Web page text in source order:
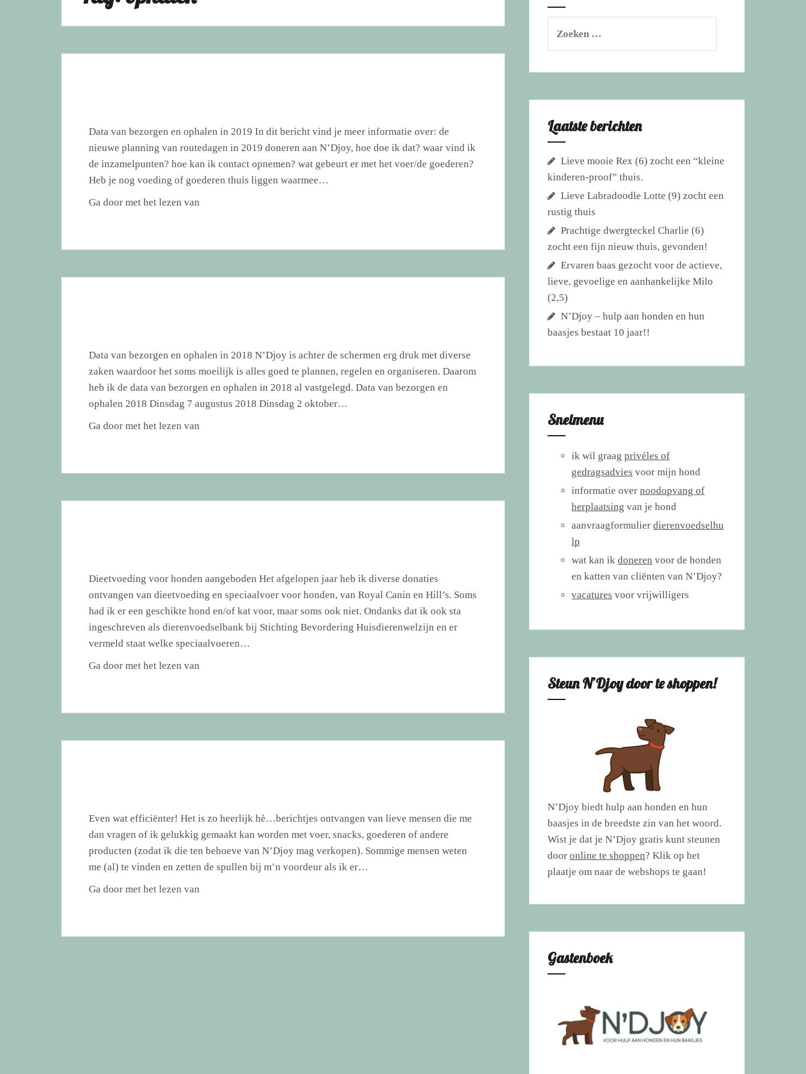
Data van bezorgen en ophalen in 2019 In dit bericht vind je meer informatie over: de
nieuwe planning van routedagen in 2019 doneren aan N’Djoy, hoe doe ik dat? waar vind ik
de inzamelpunten? hoe kan ik contact opnemen? wat gebeurt er met het voer/de goederen?
Heb je nog voeding of goederen thuis liggen waarmee…
Ga door met het lezen van
en
Data van bezorgen en ophalen in 2018 N’Djoy is achter de schermen erg druk met diverse
zaken waardoor het soms moeilijk is alles goed te plannen, regelen en organiseren. Daarom
heb ik de data van bezorgen en ophalen in 2018 al vastgelegd. Data van bezorgen en
ophalen 2018 Dinsdag 7 augustus 2018 Dinsdag 2 oktober…
Ga door met het lezen van
en
Dieetvoeding voor honden aangeboden Het afgelopen jaar heb ik diverse donaties
ontvangen van dieetvoeding en speciaalvoer voor honden, van Royal Canin en Hill’s. Soms
had ik er een geschikte hond en/of kat voor, maar soms ook niet. Ondanks dat ik ook sta
ingeschreven als dierenvoedselbank bij Stichting Bevordering Huisdierenwelzijn en er
vermeld staat welke speciaalvoeren…
Ga door met het lezen van
aangeboden
Even wat efficiënter! Het is zo heerlijk hè…berichtjes ontvangen van lieve mensen die me
dan vragen of ik gelukkig gemaakt kan worden met voer, snacks, goederen of andere
producten (zodat ik die ten behoeve van N’Djoy mag verkopen). Sommige mensen weten
me (al) te vinden en zetten de spullen bij m’n voordeur als ik er…
Ga door met het lezen van
naar:
Laatste berichten
Lieve mooie Rex (6) zocht een “kleine
kinderen-proof” thuis.
Lieve Labradoodle Lotte (9) zocht een
rustig thuis
Prachtige dwergteckel Charlie (6)
zocht een fijn nieuw thuis, gevonden!
Ervaren baas gezocht voor de actieve,
lieve, gevoelige en aanhankelijke Milo
(2,5)
N’Djoy – hulp aan honden en hun
baasjes bestaat 10 jaar!!
Snelmenu
ik wil graag privéles of
gedragsadvies voor mijn hond
informatie over noodopvang of
herplaatsing van je hond
aanvraagformulier dierenvoedselhu
lp
wat kan ik doneren voor de honden
en katten van cliënten van N’Djoy?
vacatures voor vrijwilligers
Steun N’Djoy door te shoppen!
N’Djoy biedt hulp aan honden en hun
baasjes in de breedste zin van het woord.
Wist je dat je N’Djoy gratis kunt steunen
door online te shoppen? Klik op het
plaatje om naar de webshops te gaan!
Gastenboek